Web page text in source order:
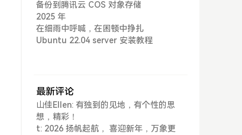
备份到腾讯云 COS 对象存储
2025 年
在细雨中呼喊，在困顿中挣扎
Ubuntu 22.04 server 安装教程
最新评论
山佳Ellen: 有独到的见地，有个性的思
想，精彩！
t: 2026 扬帆起航， 喜迎新年，万象更